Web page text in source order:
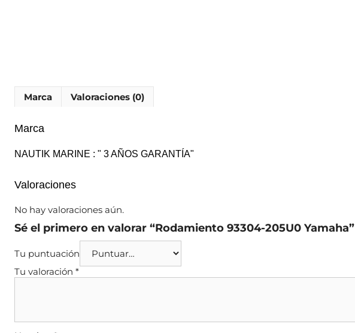
Marca Valoraciones (0)
Marca
NAUTIK MARINE : " 3 AÑOS GARANTÍA"
Valoraciones
No hay valoraciones aún.
Sé el primero en valorar “Rodamiento 93304-205U0 Yamaha”
Tu puntuación
Tu valoración *